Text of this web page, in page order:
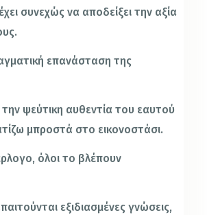
συνεχώς να αποδείξει την αξία
επανάσταση της
ψεύτικη αυθεντία του εαυτού
μπροστά στο εικονοστάσι.
όλοι το βλέπουν
εξιδιασμένες γνώσεις,